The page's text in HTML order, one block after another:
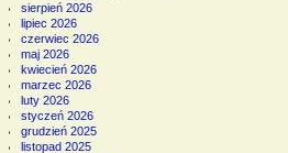
sierpień 2026
lipiec 2026
czerwiec 2026
maj 2026
kwiecień 2026
marzec 2026
luty 2026
styczeń 2026
grudzień 2025
listopad 2025